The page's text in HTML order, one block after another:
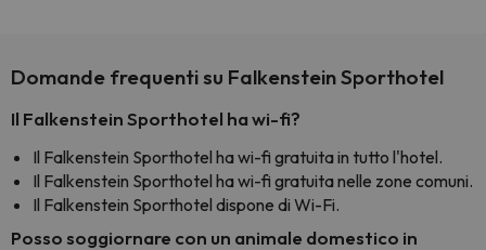
Domande frequenti su Falkenstein Sporthotel
Il Falkenstein Sporthotel ha wi-fi?
Il Falkenstein Sporthotel ha wi-fi gratuita in tutto l'hotel.
Il Falkenstein Sporthotel ha wi-fi gratuita nelle zone comuni.
Il Falkenstein Sporthotel dispone di Wi-Fi.
Posso soggiornare con un animale domestico in